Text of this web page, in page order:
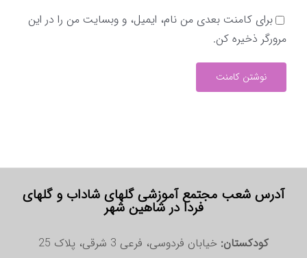
برای کامنت بعدی من نام، ایمیل، و وبسایت من را در این
مرورگر ذخیره کن.
آدرس شعب مجتمع آموزشی گلهای شاداب و گلهای
فردا در شاهین شهر
کودکستان: خیابان فردوسی، فرعی 3 شرقی، پلاک 25